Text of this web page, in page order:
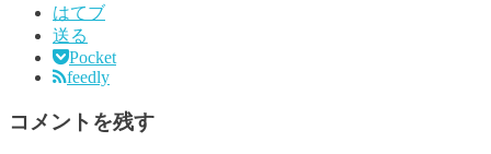
はてブ
送る
Pocket
feedly
コメントを残す